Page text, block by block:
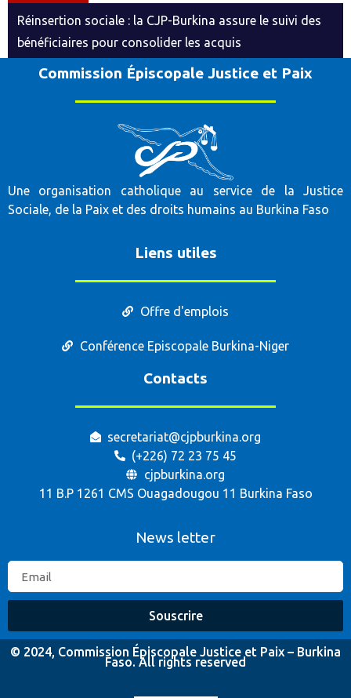
Réinsertion sociale : la CJP-Burkina assure le suivi des
bénéficiaires pour consolider les acquis
Commission Épiscopale Justice et Paix
Une organisation catholique au service de la Justice
Sociale, de la Paix et des droits humains au Burkina Faso
Liens utiles
Offre d'emplois
Conférence Episcopale Burkina-Niger
Contacts
secretariat@cjpburkina.org
(+226) 72 23 75 45
cjpburkina.org
11 B.P 1261 CMS Ouagadougou 11 Burkina Faso
News letter
Souscrire
© 2024, Commission Épiscopale Justice et Paix – Burkina
Faso. All rights reserved